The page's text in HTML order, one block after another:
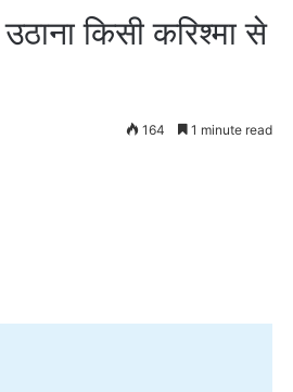
किसी करिश्मा से
164 1 minute read